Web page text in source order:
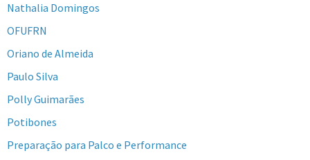
Nathalia Domingos
OFUFRN
Oriano de Almeida
Paulo Silva
Polly Guimarães
Potibones
Preparação para Palco e Performance